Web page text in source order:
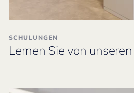
SCHULUNGEN
Lernen Sie von